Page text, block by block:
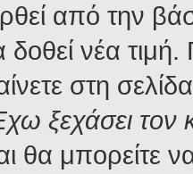
από την
νέα τιμή.
στη
ξεχάσει τον
θα μπορείτε